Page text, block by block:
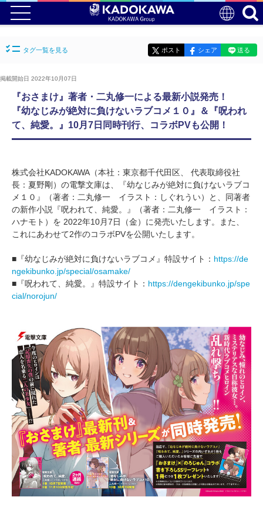
タグ一覧を見る ポスト シェア 送る
掲載開始日 2022年10月07日
『おさまけ』著者・二丸修一による最新小説発売！
『幼なじみが絶対に負けないラブコメ１０』＆『呪われ
て、純愛。』10月7日同時刊行、コラボPVも公開！
株式会社KADOKAWA（本社：東京都千代田区、 代表取締役社
長：夏野剛）の電撃文庫は、『幼なじみが絶対に負けないラブコ
メ１０』（著者：二丸修一 イラスト：しぐれうい）と、同著者
の新作小説『呪われて、純愛。』（著者：二丸修一 イラスト：
ハナモト）を 2022年10月7日（金）に発売いたします。また、
これにあわせて2作のコラボPVを公開いたします。
■『幼なじみが絶対に負けないラブコメ』特設サイト： https://de
ngekibunko.jp/special/osamake/
■『呪われて、純愛。』特設サイト： https://dengekibunko.jp/spe
cial/norojun/